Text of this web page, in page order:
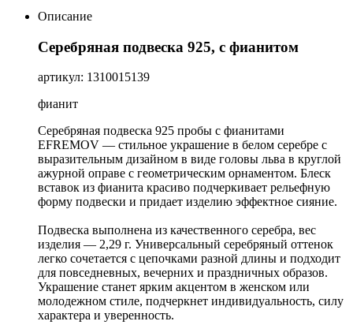
Описание
Серебряная подвеска 925, с фианитом
артикул: 1310015139
фианит
Серебряная подвеска 925 пробы с фианитами
EFREMOV — стильное украшение в белом серебре с
выразительным дизайном в виде головы льва в круглой
ажурной оправе с геометрическим орнаментом. Блеск
вставок из фианита красиво подчеркивает рельефную
форму подвески и придает изделию эффектное сияние.
Подвеска выполнена из качественного серебра, вес
изделия — 2,29 г. Универсальный серебряный оттенок
легко сочетается с цепочками разной длины и подходит
для повседневных, вечерних и праздничных образов.
Украшение станет ярким акцентом в женском или
молодежном стиле, подчеркнет индивидуальность, силу
характера и уверенность.